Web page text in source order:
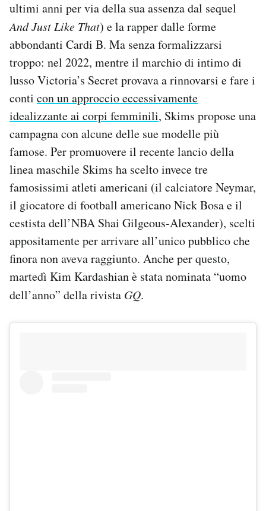
ultimi anni per via della sua assenza dal sequel
And Just Like That) e la rapper dalle forme
abbondanti Cardi B. Ma senza formalizzarsi
troppo: nel 2022, mentre il marchio di intimo di
lusso Victoria’s Secret provava a rinnovarsi e fare i
conti con un approccio eccessivamente
idealizzante ai corpi femminili, Skims propose una
campagna con alcune delle sue modelle più
famose. Per promuovere il recente lancio della
linea maschile Skims ha scelto invece tre
famosissimi atleti americani (il calciatore Neymar,
il giocatore di football americano Nick Bosa e il
cestista dell’NBA Shai Gilgeous-Alexander), scelti
appositamente per arrivare all’unico pubblico che
finora non aveva raggiunto. Anche per questo,
martedì Kim Kardashian è stata nominata “uomo
dell’anno” della rivista GQ.